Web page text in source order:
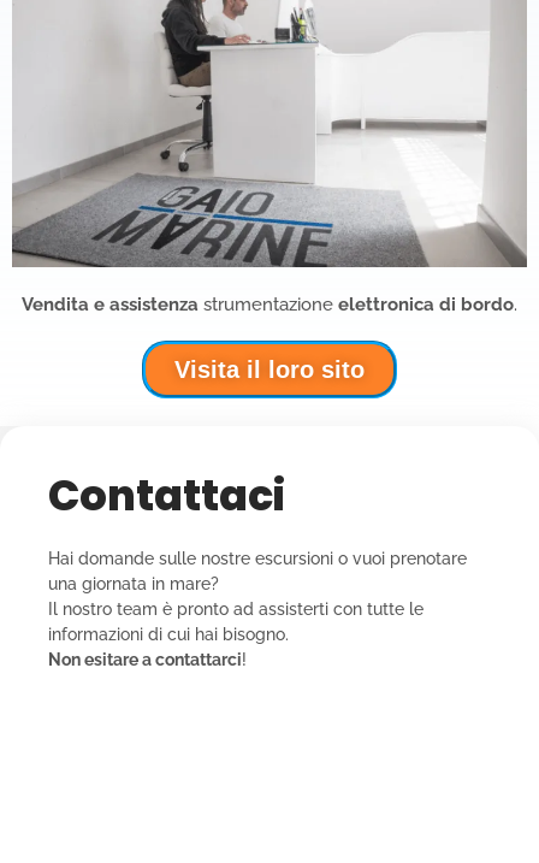
Vendita e assistenza strumentazione elettronica di bordo.
Visita il loro sito
Contattaci
Hai domande sulle nostre escursioni o vuoi prenotare
una giornata in mare?
Il nostro team è pronto ad assisterti con tutte le
informazioni di cui hai bisogno.
Non esitare a contattarci!